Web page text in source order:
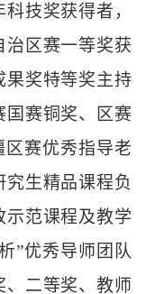
技奖获得者，
治区赛一等奖获
果奖特等奖主持
国赛铜奖、区赛
区赛优秀指导老
生精品课程负
示范课程及教学
”优秀导师团队
、二等奖、教师